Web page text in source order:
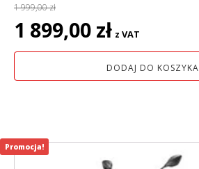
1 999,00zł
Pierwotna
cena
wynosiła:
1 899,00 zł cena
wynosi:
1
z VAT
DODAJ DO KOSZYKA
Promocja!